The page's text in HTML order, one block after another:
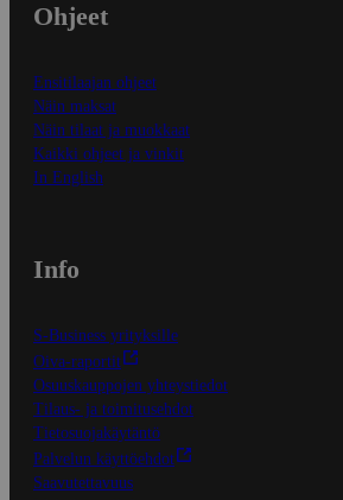
Ohjeet
Ensitilaajan ohjeet
Näin maksat
Näin tilaat ja muokkaat
Kaikki ohjeet ja vinkit
In English
Info
S-Business yrityksille
Oiva-raportit
Osuuskauppojen yhteystiedot
Tilaus- ja toimitusehdot
Tietosuojakäytäntö
Palvelun käyttöehdot
Saavutettavuus